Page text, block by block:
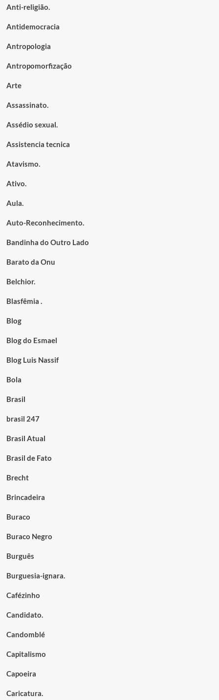
Anti-religião.
Antidemocracia
Antropologia
Antropomorfização
Arte
Assassinato.
Assédio sexual.
Assistencia tecnica
Atavismo.
Ativo.
Aula.
Auto-Reconhecimento.
Bandinha do Outro Lado
Barato da Onu
Belchior.
Blasfêmia .
Blog
Blog do Esmael
Blog Luis Nassif
Bola
Brasil
brasil 247
Brasil Atual
Brasil de Fato
Brecht
Brincadeira
Buraco
Buraco Negro
Burguês
Burguesia-ignara.
Cafézinho
Candidato.
Candomblé
Capitalismo
Capoeira
Caricatura.